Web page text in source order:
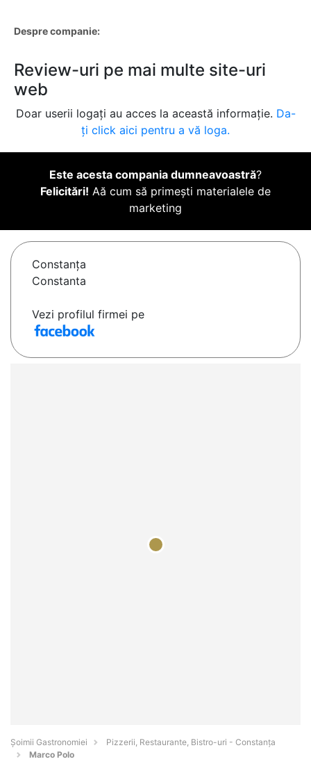
Despre companie:
Review-uri pe mai multe site-uri
web
Doar userii logați au acces la această informație. Da-
ți click aici pentru a vă loga.
Este acesta compania dumneavoastră?
Felicitări! Aă cum să primești materialele de
marketing
Constanţa
Constanta
Vezi profilul firmei pe
Șoimii Gastronomiei
Pizzerii, Restaurante, Bistro-uri - Constanţa
Marco Polo